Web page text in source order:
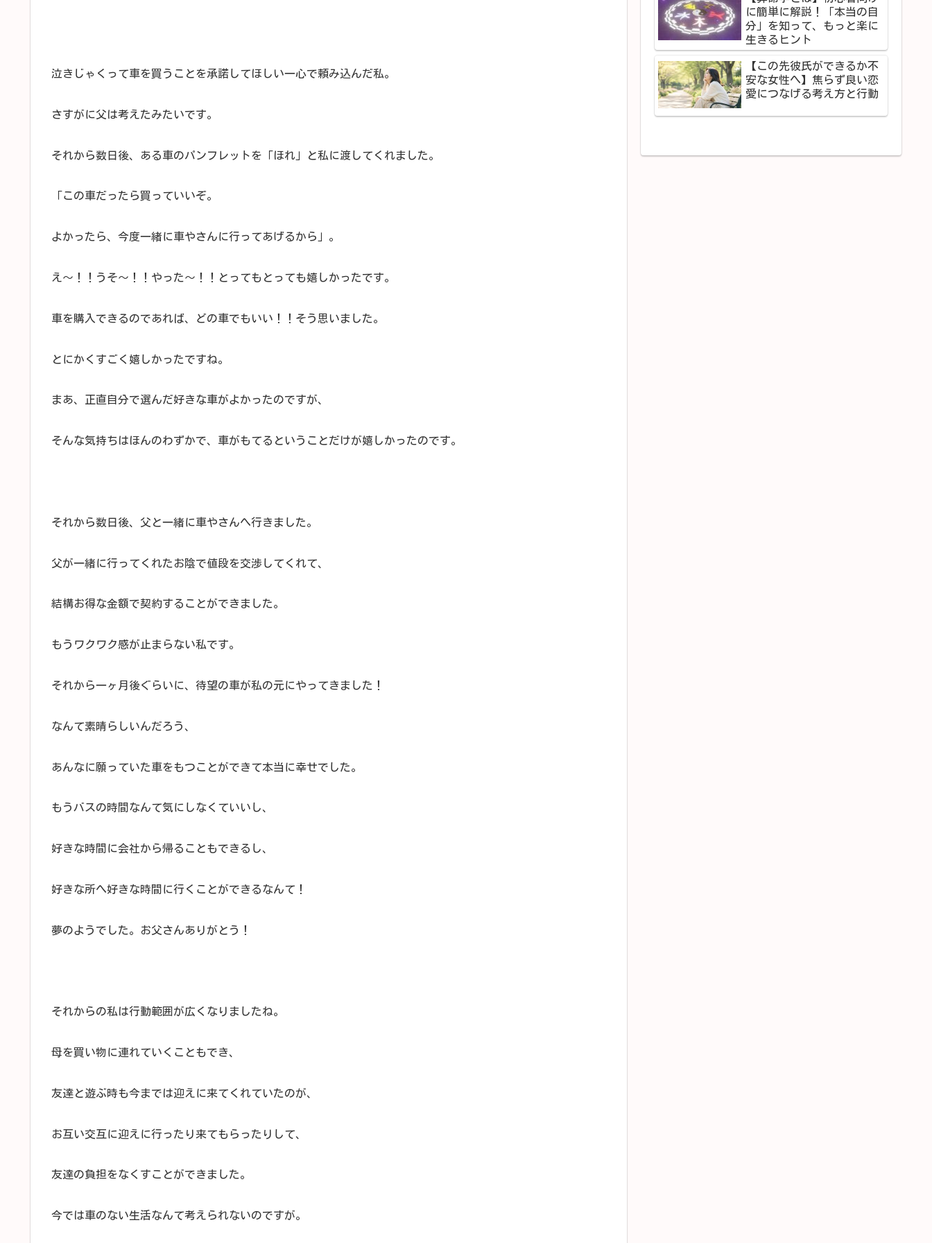
泣きじゃくって車を買うことを承諾してほしい一心で頼み込んだ私。
さすがに父は考えたみたいです。
それから数日後、ある車のパンフレットを「ほれ」と私に渡してくれました。
「この車だったら買っていいぞ。
よかったら、今度一緒に車やさんに行ってあげるから」。
え～！！うそ～！！やった～！！とってもとっても嬉しかったです。
車を購入できるのであれば、どの車でもいい！！そう思いました。
とにかくすごく嬉しかったですね。
まあ、正直自分で選んだ好きな車がよかったのですが、
そんな気持ちはほんのわずかで、車がもてるということだけが嬉しかったのです。
それから数日後、父と一緒に車やさんへ行きました。
父が一緒に行ってくれたお陰で値段を交渉してくれて、
結構お得な金額で契約することができました。
もうワクワク感が止まらない私です。
それから一ヶ月後ぐらいに、待望の車が私の元にやってきました！
なんて素晴らしいんだろう、
あんなに願っていた車をもつことができて本当に幸せでした。
もうバスの時間なんて気にしなくていいし、
好きな時間に会社から帰ることもできるし、
好きな所へ好きな時間に行くことができるなんて！
夢のようでした。お父さんありがとう！
それからの私は行動範囲が広くなりましたね。
母を買い物に連れていくこともでき、
友達と遊ぶ時も今までは迎えに来てくれていたのが、
お互い交互に迎えに行ったり来てもらったりして、
友達の負担をなくすことができました。
今では車のない生活なんて考えられないのですが。
に簡単に解説！「本当の自
分」を知って、もっと楽に
生きるヒント
【この先彼氏ができるか不
安な女性へ】焦らず良い恋
愛につなげる考え方と行動